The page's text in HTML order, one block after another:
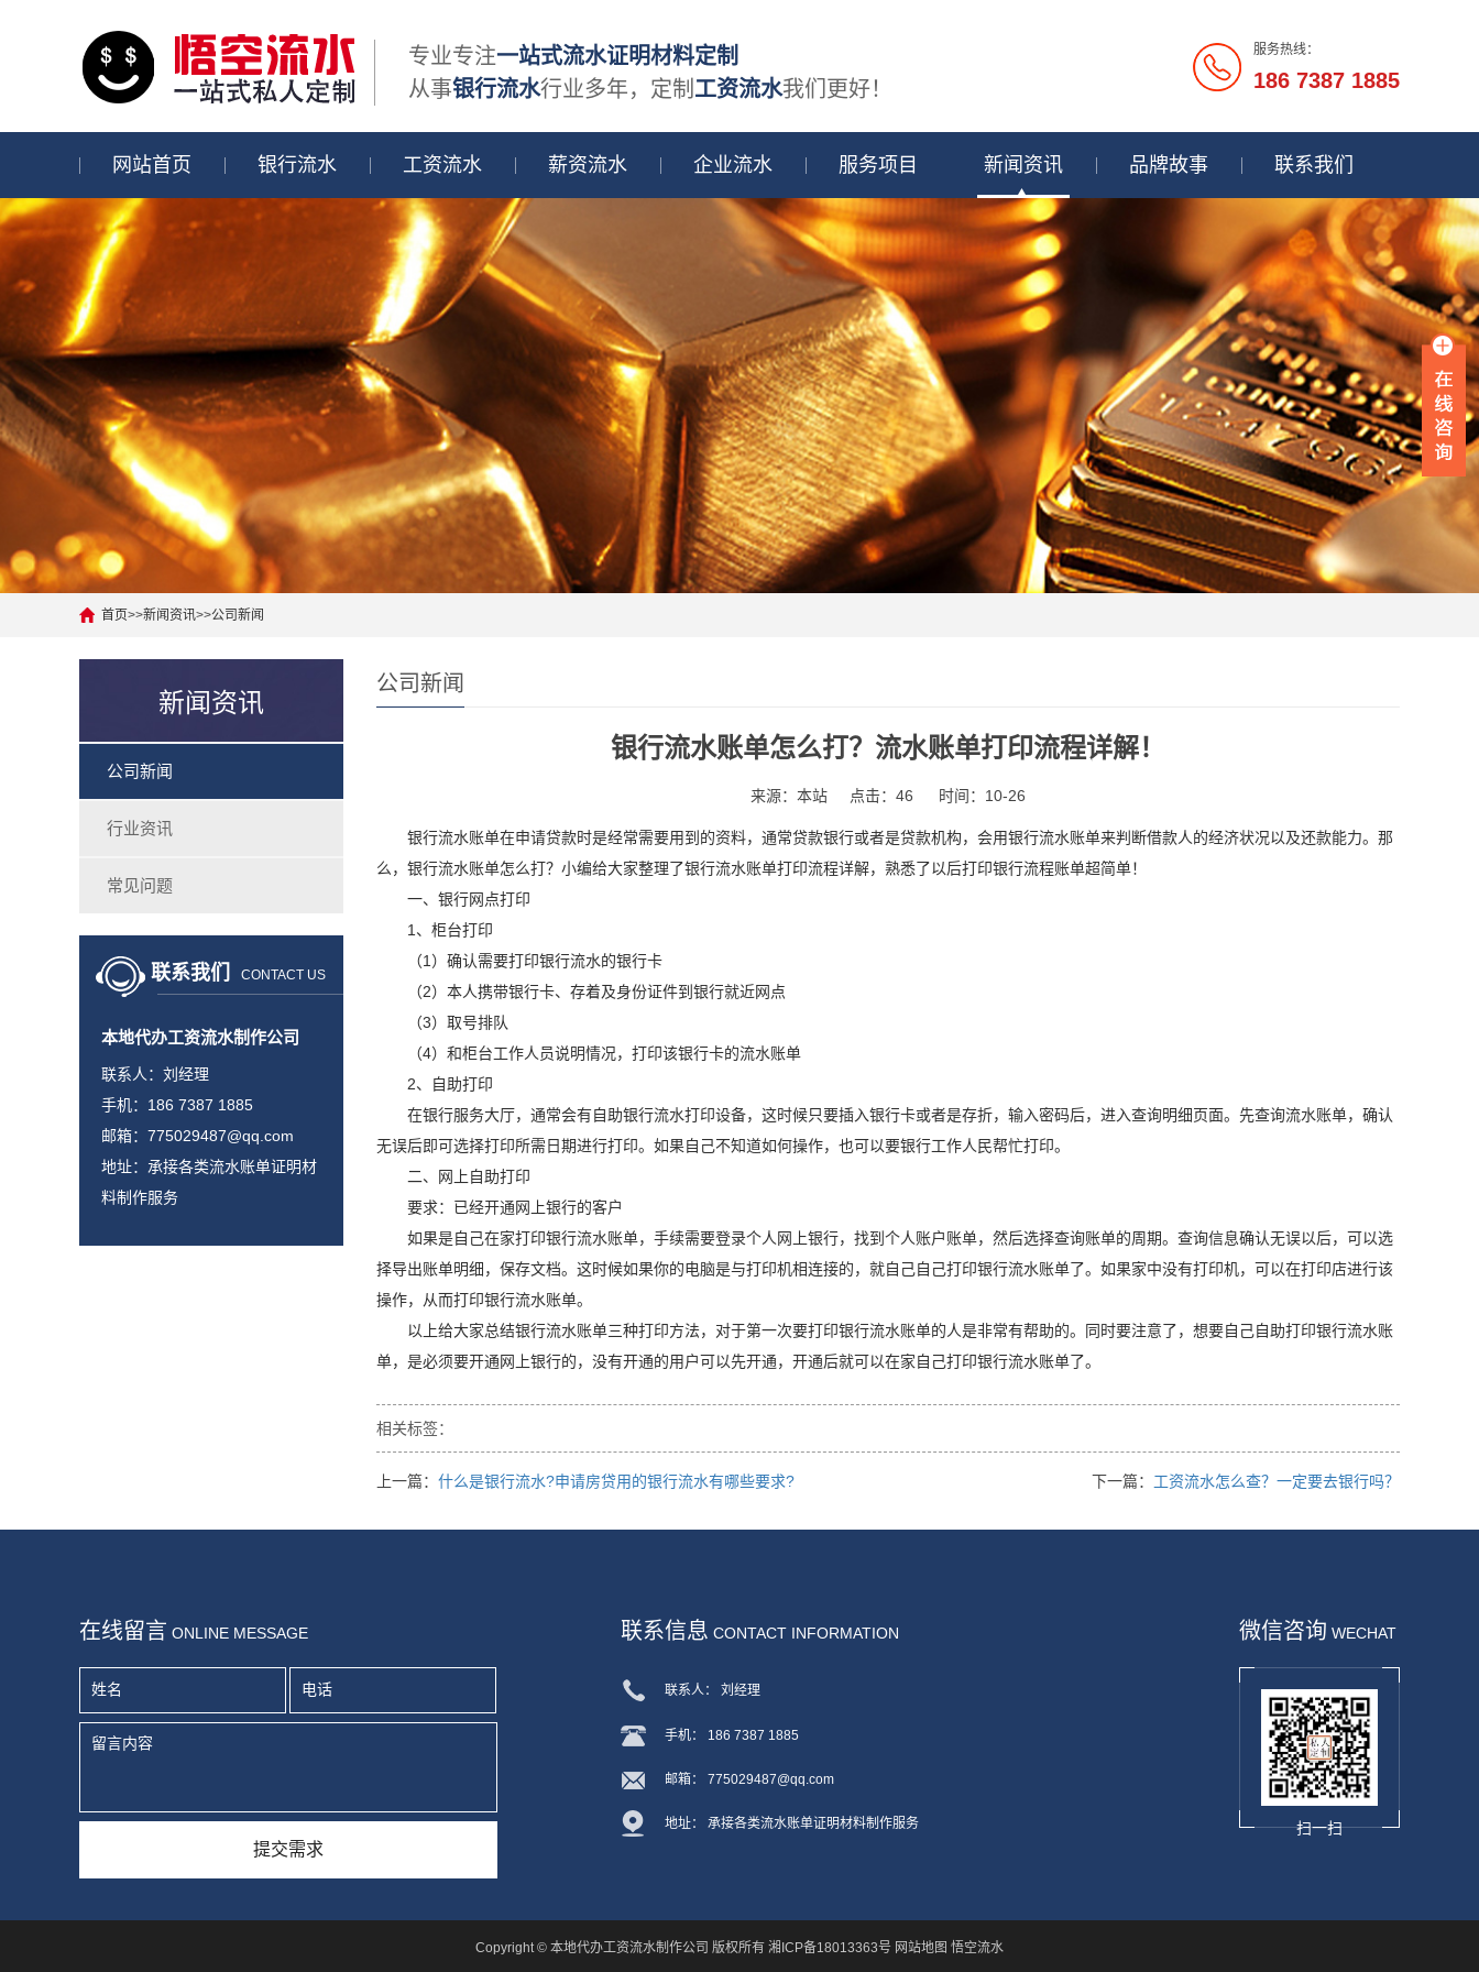
服务热线：
186 7387 1885
专业专注一站式流水证明材料定制
从事银行流水行业多年，定制 工资流水我们更好！
网站首页 银行流水 工资流水 薪资流水 企业流水 服务项目 新闻资讯 品牌故事 联系我们
首页>>新闻资讯>>公司新闻
新闻资讯
公司新闻
行业资讯
常见问题
联系我们 CONTACT US
本地代办工资流水制作公司
联系人：刘经理
手机：186 7387 1885
邮箱：775029487@qq.com
地址：承接各类流水账单证明材
料制作服务
公司新闻
银行流水账单怎么打？流水账单打印流程详解！
来源：本站 点击：46 时间：10-26
银行流水账单在申请贷款时是经常需要用到的资料，通常贷款银行或者是贷款机构，会用银行流水账单来判断借款人的经济状况以及还款能力。那
么，银行流水账单怎么打？小编给大家整理了银行流水账单打印流程详解，熟悉了以后打印银行流程账单超简单！
一、银行网点打印
1、柜台打印
（1）确认需要打印银行流水的银行卡
（2）本人携带银行卡、存着及身份证件到银行就近网点
（3）取号排队
（4）和柜台工作人员说明情况，打印该银行卡的流水账单
2、自助打印
在银行服务大厅，通常会有自助银行流水打印设备，这时候只要插入银行卡或者是存折，输入密码后，进入查询明细页面。先查询流水账单，确认
无误后即可选择打印所需日期进行打印。如果自己不知道如何操作，也可以要银行工作人民帮忙打印。
二、网上自助打印
要求：已经开通网上银行的客户
如果是自己在家打印银行流水账单，手续需要登录个人网上银行，找到个人账户账单，然后选择查询账单的周期。查询信息确认无误以后，可以选
择导出账单明细，保存文档。这时候如果你的电脑是与打印机相连接的，就自己自己打印银行流水账单了。如果家中没有打印机，可以在打印店进行该
操作，从而打印银行流水账单。
以上给大家总结银行流水账单三种打印方法，对于第一次要打印银行流水账单的人是非常有帮助的。同时要注意了，想要自己自助打印银行流水账
单，是必须要开通网上银行的，没有开通的用户可以先开通，开通后就可以在家自己打印银行流水账单了。
相关标签：
上一篇： 什么是银行流水?申请房贷用的银行流水有哪些要求? 下一篇： 工资流水怎么查？一定要去银行吗？
微信咨询 WECHAT
扫一扫
在线留言 ONLINE MESSAGE 联系信息 CONTACT INFORMATION
联系人： 刘经理
手机： 186 7387 1885
邮箱： 775029487@qq.com
地址： 承接各类流水账单证明材料制作服务
Copyright © 本地代办工资流水制作公司 版权所有 湘ICP备18013363号 网站地图 悟空流水